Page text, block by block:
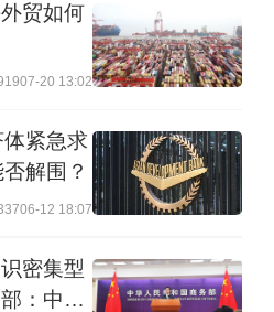
东客户寄提单和样
东地区的货物也一律
塑料等原材料的价格
情况下，我们最主要
力。通过竞争力形成
贸如何
07-20 13:02
紧急求
解围？
06-12 18:07
密集型
：中国